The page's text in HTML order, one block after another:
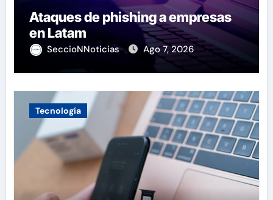
Ataques de phishing a empresas
en Latam
SeccioNNoticias Ago 7, 2026
Tecnología